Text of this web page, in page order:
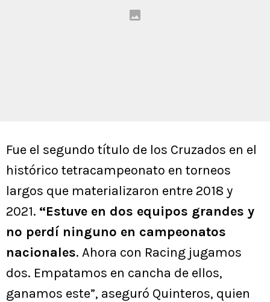
Fue el segundo título de los Cruzados en el
histórico tetracampeonato en torneos
largos que materializaron entre 2018 y
2021. “Estuve en dos equipos grandes y
no perdí ninguno en campeonatos
nacionales. Ahora con Racing jugamos
dos. Empatamos en cancha de ellos,
ganamos este”, aseguró Quinteros, quien